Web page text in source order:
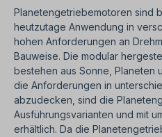
Fachpersonal
oder
zusenden. Bei Bestellung
Einbaulage auswählen.
mit Öl-
diesem Antrieb handelt es
Sonderanfertigung. Ein
vom Kauf ist
sind unverbindliche
Änderungen vorbehalten.
Planetengetriebemotoren sind
heutzutage Anwendung in
hohen Anforderungen an
Bauweise. Die modular
bestehen aus Sonne, Planeten
die Anforderungen in
abzudecken, sind die
Ausführungsvarianten und mit
erhältlich. Da die